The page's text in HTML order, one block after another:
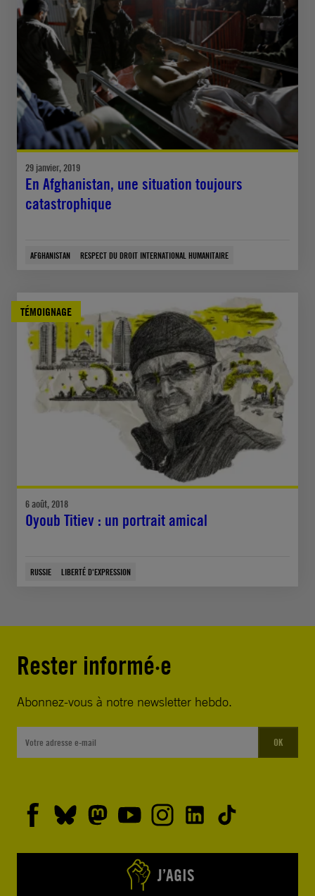
29 janvier, 2019
En Afghanistan, une situation toujours
catastrophique
AFGHANISTAN RESPECT DU DROIT INTERNATIONAL HUMANITAIRE
TÉMOIGNAGE
6 août, 2018
Oyoub Titiev : un portrait amical
RUSSIE LIBERTÉ D'EXPRESSION
Rester informé·e
Abonnez-vous à notre newsletter hebdo.
OK
J’AGIS